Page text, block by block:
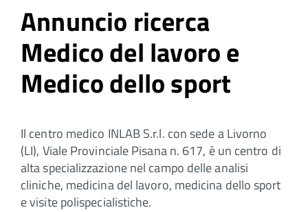
Annuncio ricerca
Medico del lavoro e
Medico dello sport
Il centro medico INLAB S.r.l. con sede a Livorno
(LI), Viale Provinciale Pisana n. 617, è un centro di
alta specializzazione nel campo delle analisi
cliniche, medicina del lavoro, medicina dello sport
e visite polispecialistiche.